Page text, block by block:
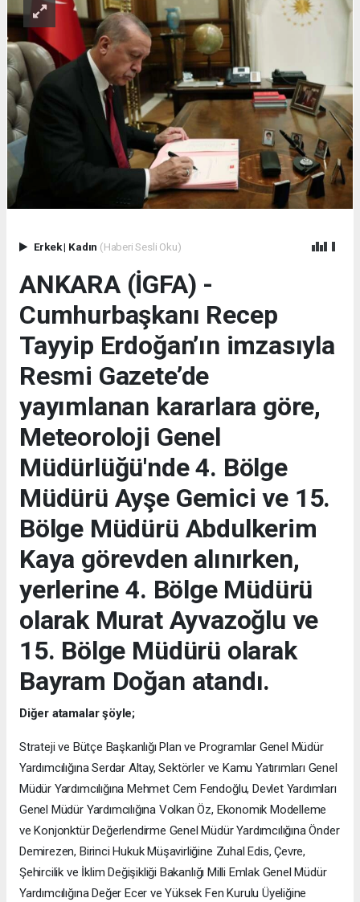
Erkek| Kadın (Haberi Sesli Oku)
ANKARA (İGFA) -
Cumhurbaşkanı Recep
Tayyip Erdoğan’ın imzasıyla
Resmi Gazete’de
yayımlanan kararlara göre,
Meteoroloji Genel
Müdürlüğü'nde 4. Bölge
Müdürü Ayşe Gemici ve 15.
Bölge Müdürü Abdulkerim
Kaya görevden alınırken,
yerlerine 4. Bölge Müdürü
olarak Murat Ayvazoğlu ve
15. Bölge Müdürü olarak
Bayram Doğan atandı.
Diğer atamalar şöyle;
Strateji ve Bütçe Başkanlığı Plan ve Programlar Genel Müdür
Yardımcılığına Serdar Altay, Sektörler ve Kamu Yatırımları Genel
Müdür Yardımcılığına Mehmet Cem Fendoğlu, Devlet Yardımları
Genel Müdür Yardımcılığına Volkan Öz, Ekonomik Modelleme
ve Konjonktür Değerlendirme Genel Müdür Yardımcılığına Önder
Demirezen, Birinci Hukuk Müşavirliğine Zuhal Edis, Çevre,
Şehircilik ve İklim Değişikliği Bakanlığı Milli Emlak Genel Müdür
Yardımcılığına Değer Ecer ve Yüksek Fen Kurulu Üyeliğine